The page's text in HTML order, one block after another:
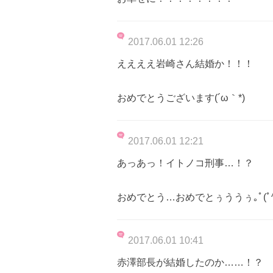
2017.06.01 12:26
ええええ岩崎さん結婚か！！！
おめでとうございます(´ω｀*)
2017.06.01 12:21
あっあっ！イトノコ刑事…！？
おめでとう…おめでとぅううぅ｡ﾟ(ﾟ
2017.06.01 10:41
赤澤部長が結婚したのか……！？